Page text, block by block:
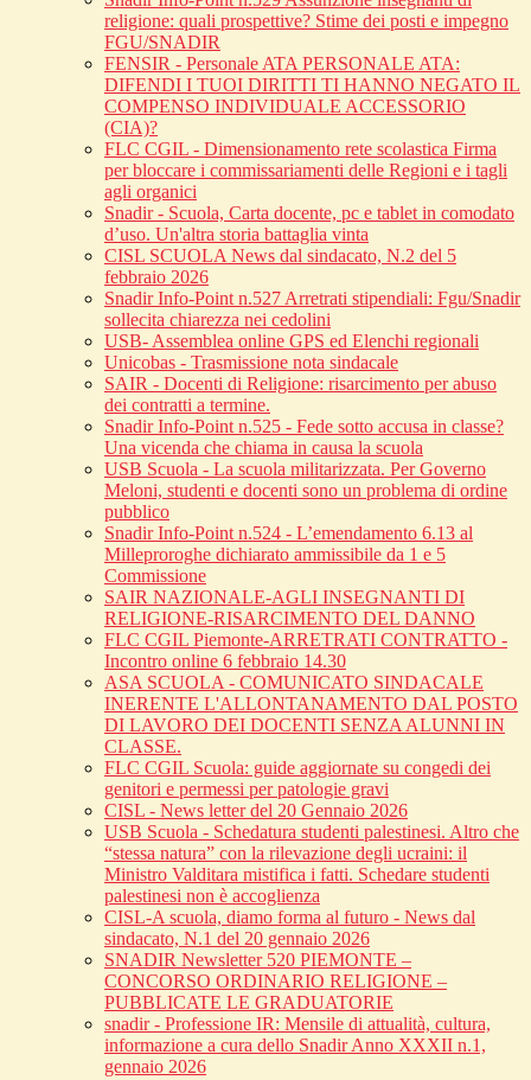
religione: quali prospettive? Stime dei posti e impegno
FGU/SNADIR
FENSIR - Personale ATA PERSONALE ATA:
DIFENDI I TUOI DIRITTI TI HANNO NEGATO IL
COMPENSO INDIVIDUALE ACCESSORIO
(CIA)?
FLC CGIL - Dimensionamento rete scolastica Firma
per bloccare i commissariamenti delle Regioni e i tagli
agli organici
Snadir - Scuola, Carta docente, pc e tablet in comodato
d’uso. Un'altra storia battaglia vinta
CISL SCUOLA News dal sindacato, N.2 del 5
febbraio 2026
Snadir Info-Point n.527 Arretrati stipendiali: Fgu/Snadir
sollecita chiarezza nei cedolini
USB- Assemblea online GPS ed Elenchi regionali
Unicobas - Trasmissione nota sindacale
SAIR - Docenti di Religione: risarcimento per abuso
dei contratti a termine.
Snadir Info-Point n.525 - Fede sotto accusa in classe?
Una vicenda che chiama in causa la scuola
USB Scuola - La scuola militarizzata. Per Governo
Meloni, studenti e docenti sono un problema di ordine
pubblico
Snadir Info-Point n.524 - L’emendamento 6.13 al
Milleproroghe dichiarato ammissibile da 1 e 5
Commissione
SAIR NAZIONALE-AGLI INSEGNANTI DI
RELIGIONE-RISARCIMENTO DEL DANNO
FLC CGIL Piemonte-ARRETRATI CONTRATTO -
Incontro online 6 febbraio 14.30
ASA SCUOLA - COMUNICATO SINDACALE
INERENTE L'ALLONTANAMENTO DAL POSTO
DI LAVORO DEI DOCENTI SENZA ALUNNI IN
CLASSE.
FLC CGIL Scuola: guide aggiornate su congedi dei
genitori e permessi per patologie gravi
CISL - News letter del 20 Gennaio 2026
USB Scuola - Schedatura studenti palestinesi. Altro che
“stessa natura” con la rilevazione degli ucraini: il
Ministro Valditara mistifica i fatti. Schedare studenti
palestinesi non è accoglienza
CISL-A scuola, diamo forma al futuro - News dal
sindacato, N.1 del 20 gennaio 2026
SNADIR Newsletter 520 PIEMONTE –
CONCORSO ORDINARIO RELIGIONE –
PUBBLICATE LE GRADUATORIE
snadir - Professione IR: Mensile di attualità, cultura,
informazione a cura dello Snadir Anno XXXII n.1,
gennaio 2026